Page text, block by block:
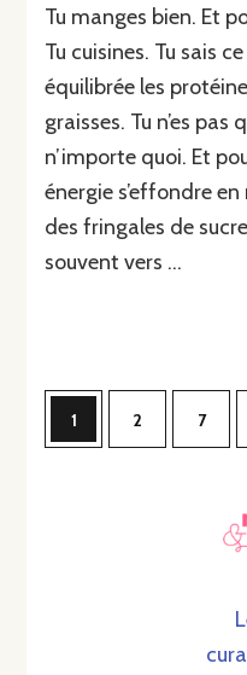
Tu manges bien. Et
Tu cuisines. Tu sais
équilibrée les
graisses. Tu n’es pas
n’importe quoi. Et
énergie s’effondre
des fringales de
souvent vers …
1 2 7